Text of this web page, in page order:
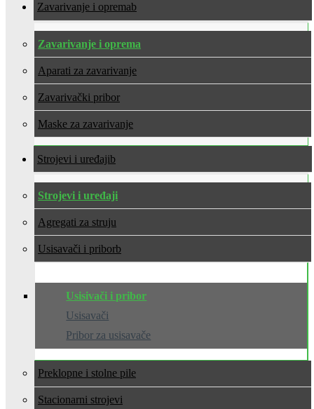
Zavarivanje i oprema
Zavarivanje i oprema
Aparati za zavarivanje
Zavarivački pribor
Maske za zavarivanje
Strojevi i uređaji
Strojevi i uređaji
Agregati za struju
Usisavači i pribor
Usisivači i pribor
Usisavači
Pribor za usisavače
Preklopne i stolne pile
Stacionarni strojevi